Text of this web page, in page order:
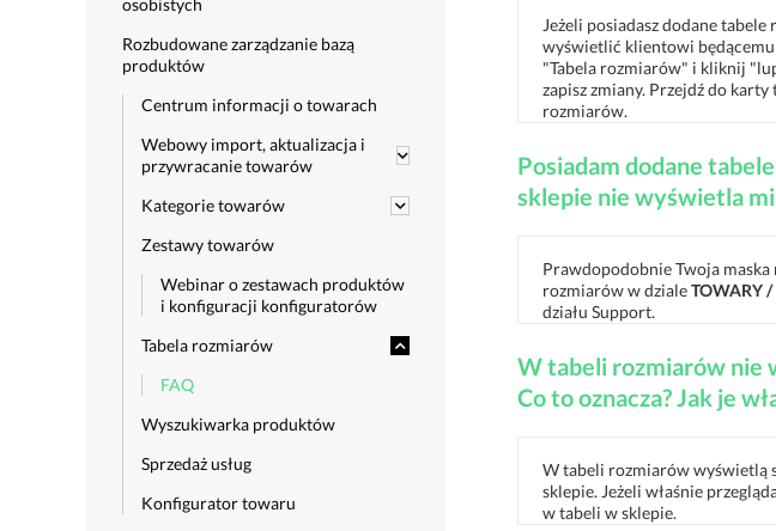
osobistych
Rozbudowane zarządzanie bazą
produktów
Centrum informacji o towarach
Webowy import, aktualizacja i
przywracanie towarów
Kategorie towarów
Zestawy towarów
Webinar o zestawach produktów
i konfiguracji konfiguratorów
Tabela rozmiarów
FAQ
Wyszukiwarka produktów
Sprzedaż usług
Konfigurator towaru
Jeżeli posiadasz dodane
wyświetlić klientowi
"Tabela rozmiarów" i kliknij
zapisz zmiany. Przejdź do
rozmiarów.
Posiadam dodane
sklepie nie wyświetla
Prawdopodobnie Twoja
rozmiarów w dzialeTOWARY
działu Support.
W tabeli rozmiarów nie
Co to oznacza? Jak je
W tabeli rozmiarów wyświetlą
sklepie. Jeżeli właśnie
w tabeli w sklepie.